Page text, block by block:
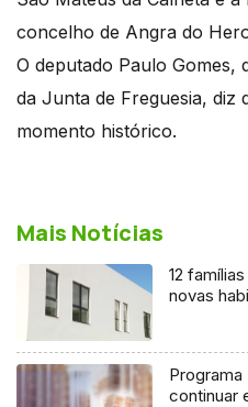
concelho de Angra do
O deputado Paulo Gomes,
da Junta de Freguesia, diz
momento histórico.
Mais Notícias
12
novas
continuar